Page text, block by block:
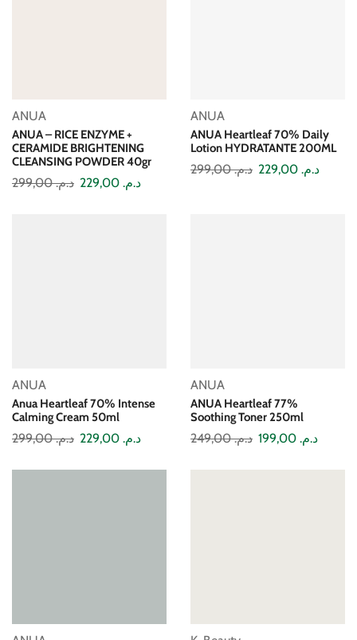
ANUA
ANUA – RICE ENZYME +
CERAMIDE BRIGHTENING
CLEANSING POWDER 40gr
د.م.299,00 د.م.
ANUA
ANUA Heartleaf 70% Daily
Lotion HYDRATANTE 200ML
د.م.299,00 د.م.
ANUA
Anua Heartleaf 70% Intense
Calming Cream 50ml
د.م.299,00 د.م.
ANUA
ANUA Heartleaf 77%
Soothing Toner 250ml
د.م.249,00 د.م.